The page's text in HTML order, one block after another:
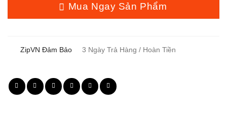
ZipVN Đảm Bảo 3 Ngày Trả Hàng / Hoàn Tiền